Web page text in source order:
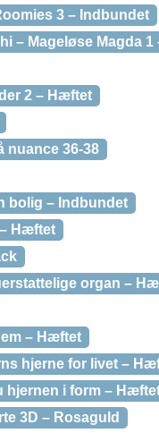
3 – Indbundet
– Mageløse Magda
2 – Hæftet
nuance 36-38
bolig – Indbundet
Hæftet
organ –
– Hæftet
hjerne for livet –
hjernen i form –
3D – Rosaguld